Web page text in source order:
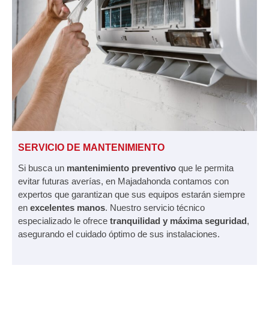
SERVICIO DE MANTENIMIENTO
Si busca un mantenimiento preventivo que le permita
evitar futuras averías, en Majadahonda contamos con
expertos que garantizan que sus equipos estarán siempre
en excelentes manos. Nuestro servicio técnico
especializado le ofrece tranquilidad y máxima seguridad,
asegurando el cuidado óptimo de sus instalaciones.